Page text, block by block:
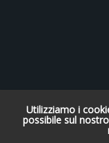
Utilizziamo i
possibile sul